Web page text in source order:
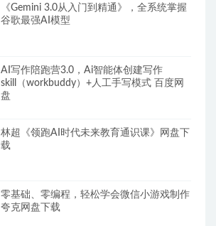
《Gemini 3.0从入门到精通》，全系统掌握
谷歌最强AI模型
AI写作陪跑营3.0，Ai智能体创建写作
skill（workbuddy）+人工手写模式 百度网
盘
林超《领跑AI时代未来教育通识课》网盘下
载
零基础、零编程，轻松学会微信小游戏制作
夸克网盘下载